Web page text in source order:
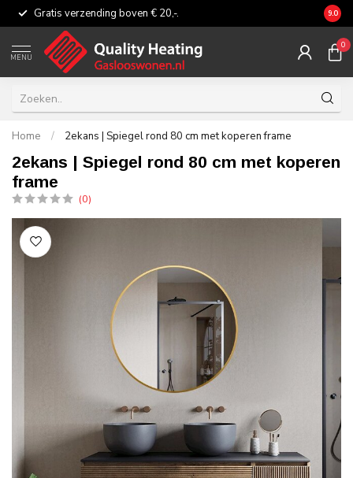
Gratis verzending boven € 20,-. 9.0
MENU
0
Home / 2ekans | Spiegel rond 80 cm met koperen frame
2ekans | Spiegel rond 80 cm met koperen
frame
(0)